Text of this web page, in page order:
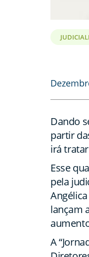
Dando
partir
irá
Esse
pela
lançam
A